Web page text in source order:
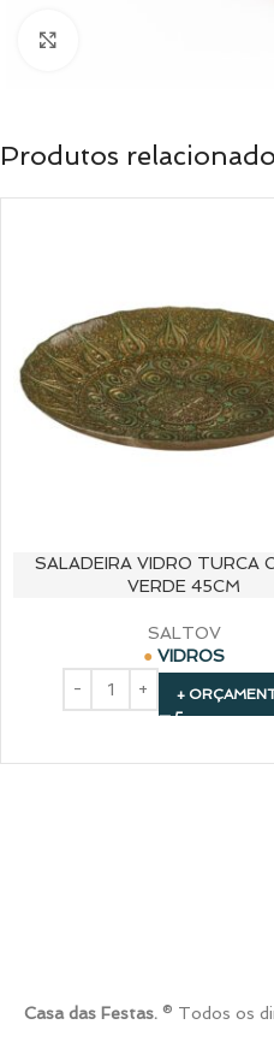
Produtos
SALADEIRA VIDRO TURCA
VERDE 45CM
SALTOV
VIDROS
+
Casa das Festas. ® Todos os